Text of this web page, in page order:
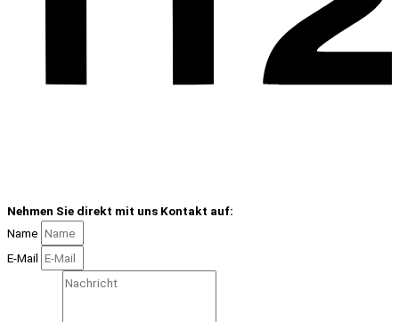
Nehmen Sie direkt mit uns Kontakt auf:
Name
E-Mail